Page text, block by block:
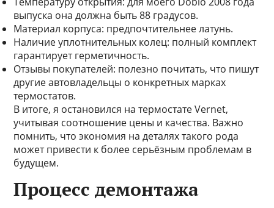
выпуска она должна быть 88 градусов.
Материал корпуса: предпочтительнее латунь.
Наличие уплотнительных колец: полный комплект
гарантирует герметичность.
Отзывы покупателей: полезно почитать, что пишут
другие автовладельцы о конкретных марках
термостатов.
В итоге, я остановился на термостате Vernet,
учитывая соотношение цены и качества. Важно
помнить, что экономия на деталях такого рода
может привести к более серьёзным проблемам в
будущем.
Процесс демонтажа